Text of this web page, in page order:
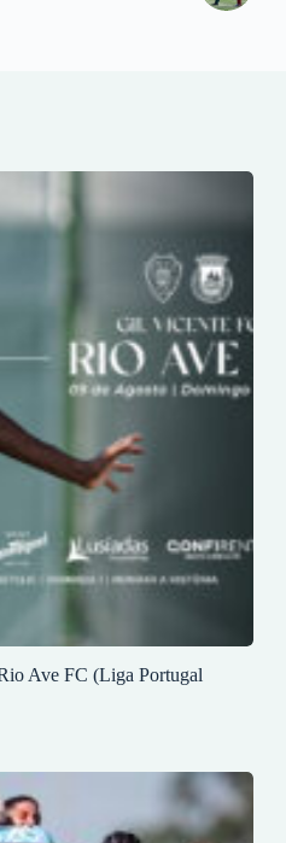
Ave FC (Liga Portugal